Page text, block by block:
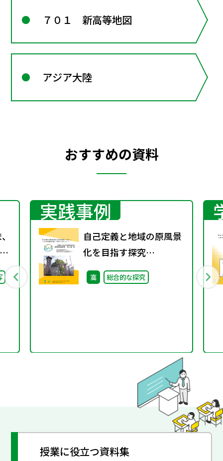
７０１ 新高等地図
アジア大陸
おすすめの資料
実践事例
自己定義と地域の原風景
化を目指す探究
「Safari」①～10年の実
践を通して見えてきたこ
高 総合的な探究
授業に役立つ資料集